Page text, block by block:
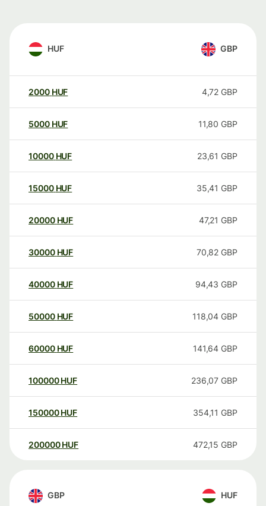
HUF GBP
2000 HUF 4,72 GBP
5000 HUF 11,80 GBP
10000 HUF 23,61 GBP
15000 HUF 35,41 GBP
20000 HUF 47,21 GBP
30000 HUF 70,82 GBP
40000 HUF 94,43 GBP
50000 HUF 118,04 GBP
60000 HUF 141,64 GBP
100000 HUF 236,07 GBP
150000 HUF 354,11 GBP
200000 HUF 472,15 GBP
GBP HUF